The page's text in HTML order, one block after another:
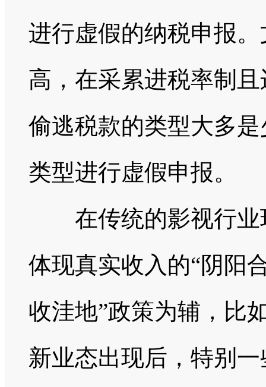
进行虚假的纳税申报
高，在采累进税率制
偷逃税款的类型大多
类型进行虚假申报。
在传统的影视行业
体现真实收入的“阴阳
收洼地”政策为辅，比
新业态出现后，特别